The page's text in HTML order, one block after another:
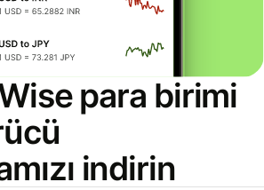
para birimi
indirin